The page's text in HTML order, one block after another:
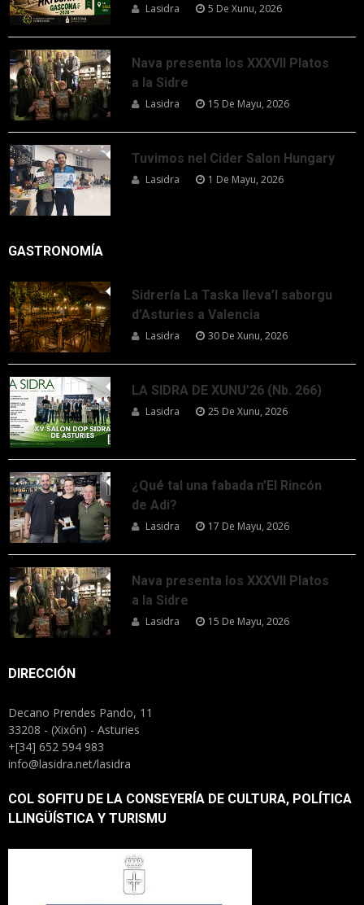
Lasidra 5 De Xunu, 2026
Nava presenta los XXXVII Platos
a la Sidre
Lasidra 15 De Mayu, 2026
Tuvimos nel Cider Salon Hungary
Lasidra 1 De Mayu, 2026
GASTRONOMÍA
Sidrería La Taska lleva’l saborgu
d’Asturies a Valencia
Lasidra 30 De Xunu, 2026
LA SIDRA DE XUNU’26 (Nb. 266)
Lasidra 25 De Xunu, 2026
¿Qué tal una fabada n’El Rincón
de Adi?
Lasidra 17 De Mayu, 2026
Nava presenta los XXXVII Platos
a la Sidre
Lasidra 15 De Mayu, 2026
DIRECCIÓN
Decano Prendes Pando, 11
33208 - (Xixón) - Asturies
+[34] 652 594 983
info@lasidra.net/lasidra
COL SOFITU DE LA CONSEYERÍA DE CULTURA, POLÍTICA
LLINGÜÍSTICA Y TURISMU